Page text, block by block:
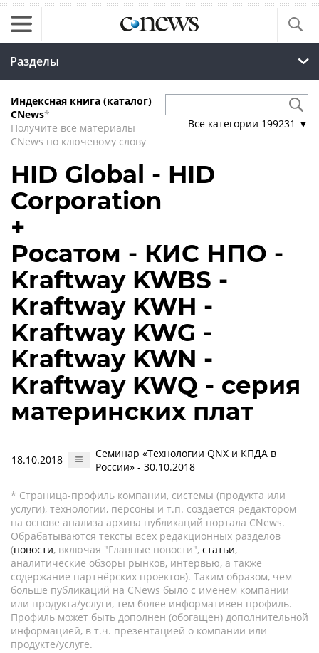
Разделы
Индексная книга (каталог)
CNews*
Получите все материалы
CNews по ключевому слову
Все категории 199231 ▼
HID Global - HID
Corporation
+
Росатом - КИС НПО -
Kraftway KWBS -
Kraftway KWH -
Kraftway KWG -
Kraftway KWN -
Kraftway KWQ - серия
материнских плат
18.10.2018
Семинар «Технологии QNX и КПДА в
России» - 30.10.2018
* Страница-профиль компании, системы (продукта или
услуги), технологии, персоны и т.п. создается редактором
на основе анализа архива публикаций портала CNews.
Обрабатываются тексты всех редакционных разделов
(новости, включая "Главные новости", статьи,
аналитические обзоры рынков, интервью, а также
содержание партнёрских проектов). Таким образом, чем
больше публикаций на CNews было с именем компании
или продукта/услуги, тем более информативен профиль.
Профиль может быть дополнен (обогащен) дополнительной
информацией, в т.ч. презентацией о компании или
продукте/услуге.